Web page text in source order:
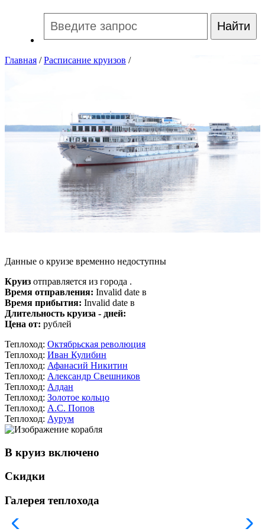
Главная /Расписание круизов /
Данные о круизе временно недоступны
Круиз отправляется из города .
Время отправления: Invalid date в
Время прибытия: Invalid date в
Длительность круиза - дней:
Цена от: рублей
Теплоход: Октябрьская революция
Теплоход: Иван Кулибин
Теплоход: Афанасий Никитин
Теплоход: Александр Свешников
Теплоход: Алдан
Теплоход: Золотое кольцо
Теплоход: А.С. Попов
Теплоход: Аурум
В круиз включено
Скидки
Галерея теплохода